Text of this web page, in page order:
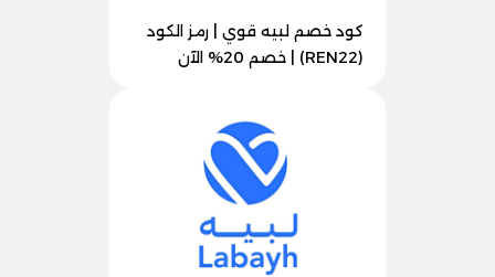
كود خصم لبيه قوي | رمز الكود
(REN22) | خصم 20% الآن